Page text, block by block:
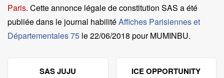
Paris. Cette annonce légale de constitution SAS a été
publiée dans le journal habilitéAffiches Parisiennes et
Départementales 75 le22/06/2018 pour MUMINBU.
SAS JUJU ICE OPPORTUNITY